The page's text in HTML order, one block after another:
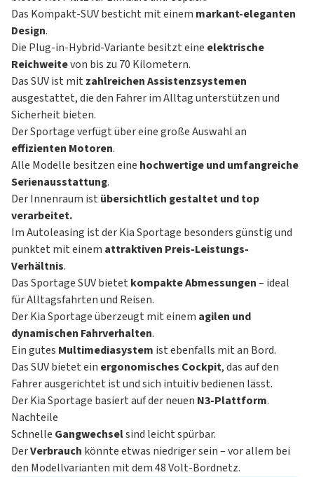
Das Kompakt-SUV besticht mit einem markant-eleganten
Design.
Die Plug-in-Hybrid-Variante besitzt eine elektrische
Reichweitevon bis zu 70 Kilometern.
Das SUV ist mit zahlreichen Assistenzsystemen
ausgestattet, die den Fahrer im Alltag unterstützen und
Sicherheit bieten.
Der Sportage verfügt über eine große Auswahl an
effizienten Motoren.
Alle Modelle besitzen eine hochwertige und umfangreiche
Serienausstattung.
Der Innenraum ist übersichtlich gestaltet und top
verarbeitet.
Im Autoleasing ist der Kia Sportage besonders günstig und
punktet mit einem attraktiven Preis-Leistungs-
Verhältnis.
Das Sportage SUV bietet kompakte Abmessungen– ideal
für Alltagsfahrten und Reisen.
Der Kia Sportage überzeugt mit einem agilen und
dynamischen Fahrverhalten.
Ein gutes Multimediasystem ist ebenfalls mit an Bord.
Das SUV bietet ein ergonomisches Cockpit, das auf den
Fahrer ausgerichtet ist und sich intuitiv bedienen lässt.
Der Kia Sportage basiert auf der neuen N3-Plattform.
Nachteile
Schnelle Gangwechselsind leicht spürbar.
DerVerbrauch könnte etwas niedriger sein – vor allem bei
den Modellvarianten mit dem 48 Volt-Bordnetz.